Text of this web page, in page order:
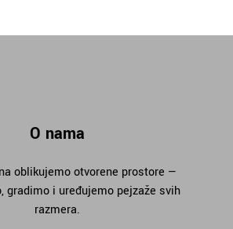
O nama
oblikujemo otvorene prostore —
gradimo i uređujemo pejzaže svih
razmera.